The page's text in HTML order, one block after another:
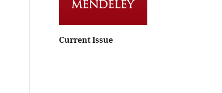
Current Issue